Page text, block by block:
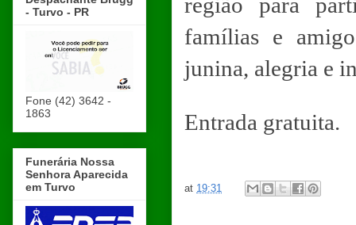
famílias e
junina, alegria e
Entrada gratuita.
at 19:31
- Turvo - PR
Fone (42) 3642 -
1863
Funerária Nossa
Senhora Aparecida
em Turvo